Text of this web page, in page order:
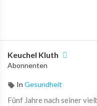
Keuchel Kluth
Abonnenten
In Gesundheit
Fünf Jahre nach seiner